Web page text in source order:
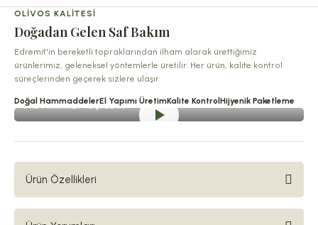
OLIVOS KALITESI
Doğadan Gelen Saf Bakım
Edremit'in bereketli topraklarından ilham alarak ürettiğimiz
ürünlerimiz, geleneksel yöntemlerle üretilir. Her ürün, kalite kontrol
süreçlerinden geçerek sizlere ulaşır.
Doğal HammaddelerEl Yapımı ÜretimKalite Kontrol Hijyenik Paketleme
ÜRETIMIMIZI KEŞFEDIN
Ürün Özellikleri
Olivos dünya bahçelerinin doğallığını